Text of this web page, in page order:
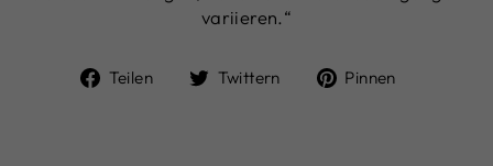
variieren.“
Teilen
Auf
Twittern
Auf
Pinnen